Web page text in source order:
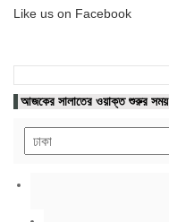
Like us on Facebook
আজকের সালাতের ওয়াক্ত শুরুর সময়